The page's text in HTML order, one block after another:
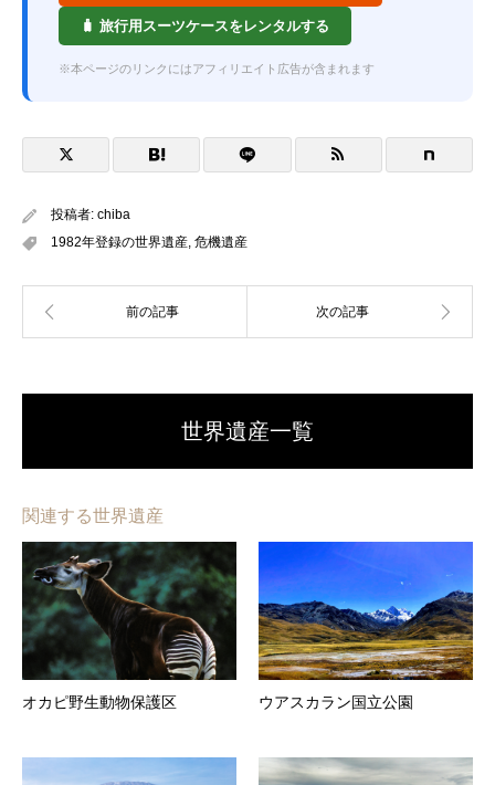
🧳 旅行用スーツケースをレンタルする
※本ページのリンクにはアフィリエイト広告が含まれます
投稿者: chiba
1982年登録の世界遺産, 危機遺産
世界遺産一覧
関連する世界遺産
オカピ野生動物保護区 ウアスカラン国立公園